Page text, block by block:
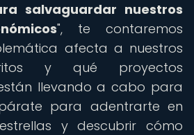
salvaguardar nuestros
", te contaremos
afecta a nuestros
y qué proyectos
llevando a cabo para
para adentrarte en
y descubrir cómo